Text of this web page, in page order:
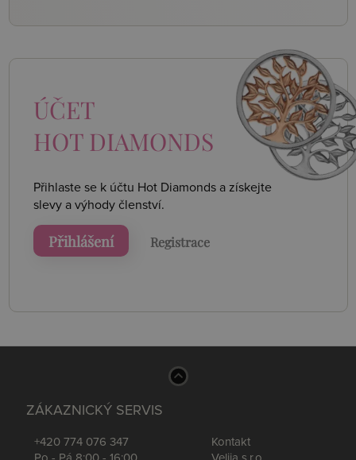
ÚČET
HOT DIAMONDS
Přihlaste se k účtu Hot Diamonds a získejte
slevy a výhody členství.
Přihlášení Registrace
ZÁKAZNICKÝ SERVIS
+420 774 076 347
Kontakt